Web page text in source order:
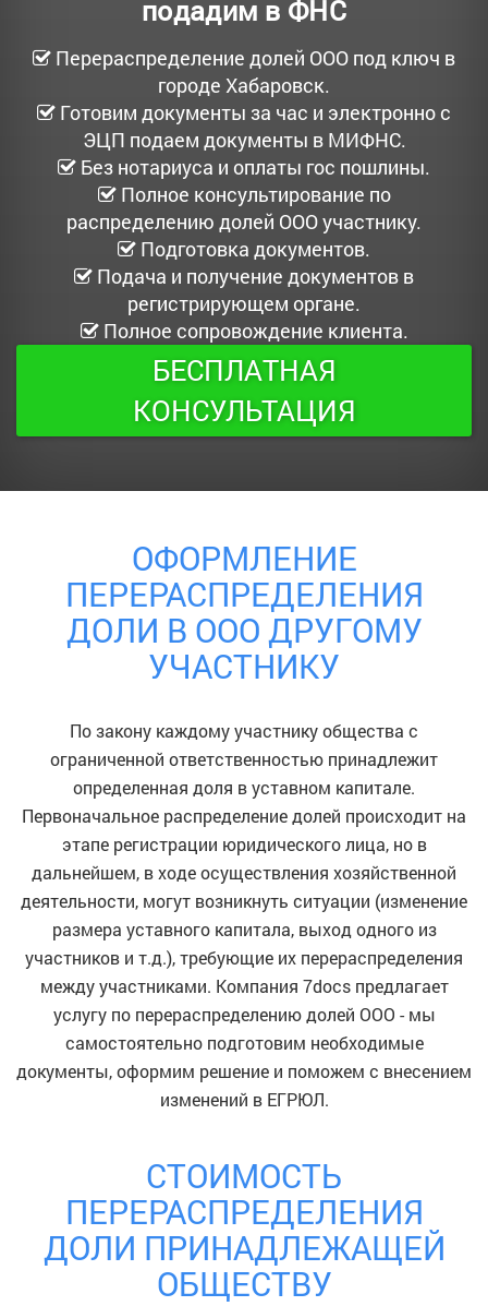
подадим в ФНС
Перераспределение долей ООО под ключ в
городе Хабаровск.
Готовим документы за час и электронно с
ЭЦП подаем документы в МИФНС.
Без нотариуса и оплаты гос пошлины.
Полное консультирование по
распределению долей ООО участнику.
Подготовка документов.
Подача и получение документов в
регистрирующем органе.
Полное сопровождение клиента.
БЕСПЛАТНАЯ
КОНСУЛЬТАЦИЯ
ОФОРМЛЕНИЕ
ПЕРЕРАСПРЕДЕЛЕНИЯ
ДОЛИ В ООО ДРУГОМУ
УЧАСТНИКУ
По закону каждому участнику общества с
ограниченной ответственностью принадлежит
определенная доля в уставном капитале.
Первоначальное распределение долей происходит на
этапе регистрации юридического лица, но в
дальнейшем, в ходе осуществления хозяйственной
деятельности, могут возникнуть ситуации (изменение
размера уставного капитала, выход одного из
участников и т.д.), требующие их перераспределения
между участниками. Компания 7docs предлагает
услугу по перераспределению долей ООО - мы
самостоятельно подготовим необходимые
документы, оформим решение и поможем с внесением
изменений в ЕГРЮЛ.
СТОИМОСТЬ
ПЕРЕРАСПРЕДЕЛЕНИЯ
ДОЛИ ПРИНАДЛЕЖАЩЕЙ
ОБЩЕСТВУ